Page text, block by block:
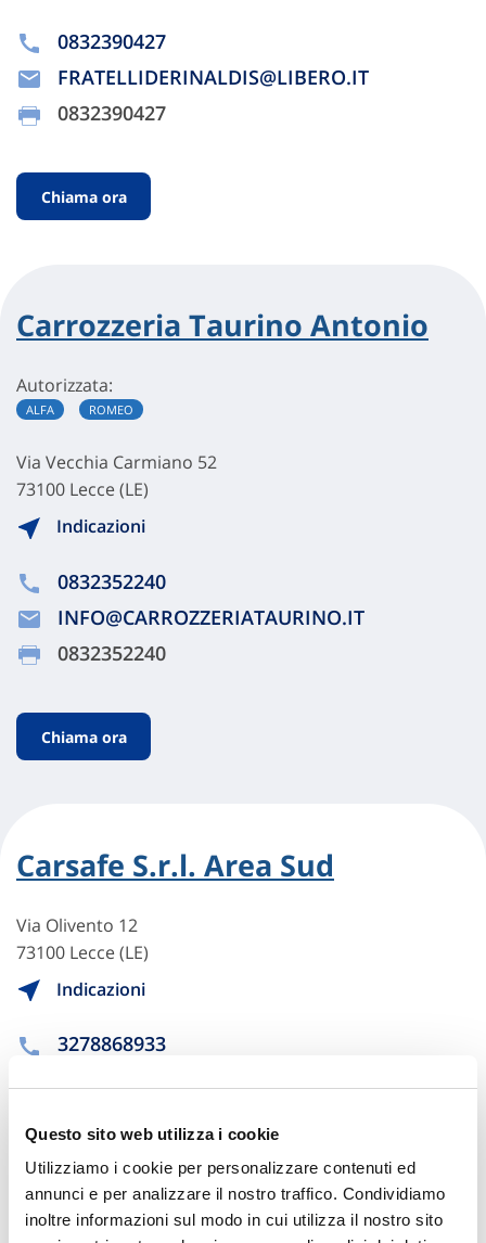
Questo sito web utilizza i cookie
Utilizziamo i cookie per personalizzare contenuti ed
annunci e per analizzare il nostro traffico. Condividiamo
inoltre informazioni sul modo in cui utilizza il nostro sito
0832390427
FRATELLIDERINALDIS@LIBERO.IT
0832390427
Chiama ora
Carrozzeria Taurino Antonio
Autorizzata:
ALFA ROMEO
Via Vecchia Carmiano 52
73100 Lecce (LE)
Indicazioni
0832352240
INFO@CARROZZERIATAURINO.IT
0832352240
Chiama ora
Carsafe S.r.l. Area Sud
Via Olivento 12
73100 Lecce (LE)
Indicazioni
3278868933
Chiama ora